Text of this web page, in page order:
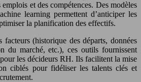
et des compétences. Des modèles
learning permettent d’anticiper les
la planification des effectifs.
(historique des départs, données
du marché, etc.), ces outils fournissent
les décideurs RH. Ils facilitent la mise
ciblés pour fidéliser les talents clés et